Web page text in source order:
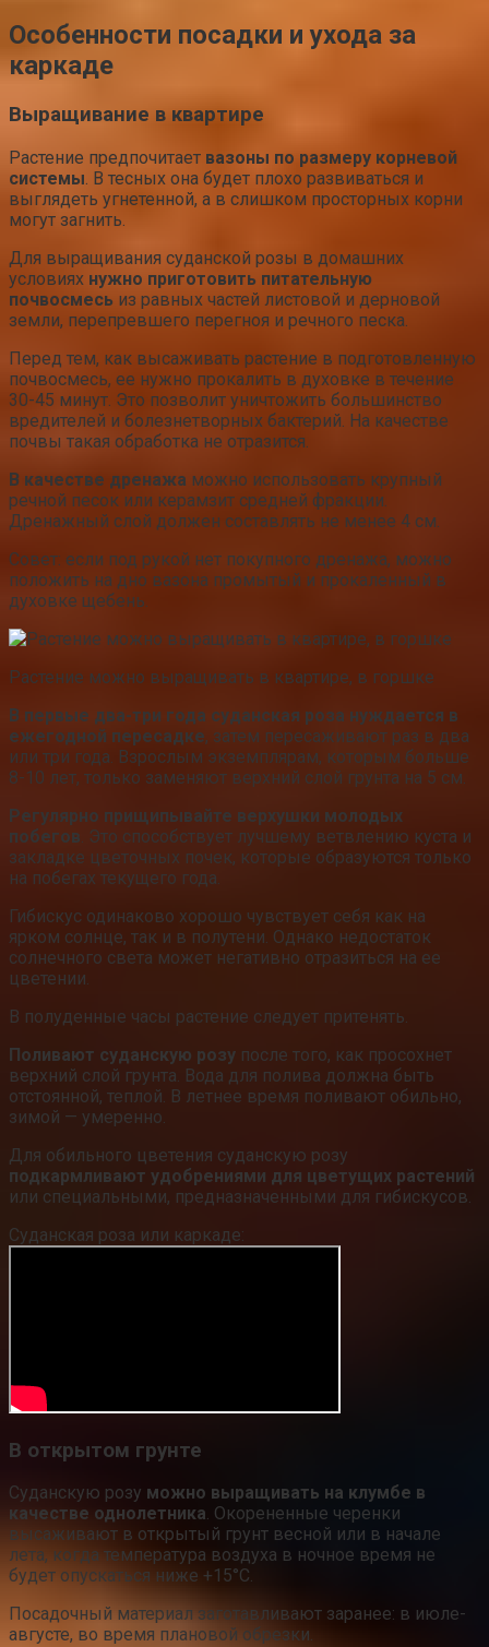
Особенности посадки и ухода за
каркаде
Выращивание в квартире
Растение предпочитает вазоны по размеру корневой
системы . В тесных она будет плохо развиваться и
выглядеть угнетенной, а в слишком просторных корни
могут загнить.
Для выращивания суданской розы в домашних
условиях нужно приготовить питательную
почвосмесь из равных частей листовой и дерновой
земли, перепревшего перегноя и речного песка.
Перед тем, как высаживать растение в подготовленную
почвосмесь, ее нужно прокалить в духовке в течение
30-45 минут. Это позволит уничтожить большинство
вредителей и болезнетворных бактерий. На качестве
почвы такая обработка не отразится.
В качестве дренажа можно использовать крупный
речной песок или керамзит средней фракции.
Дренажный слой должен составлять не менее 4 см.
Совет: если под рукой нет покупного дренажа, можно
положить на дно вазона промытый и прокаленный в
духовке щебень.
Растение можно выращивать в квартире, в горшке
В первые два-три года суданская роза нуждается в
ежегодной пересадке, затем пересаживают раз в два
или три года. Взрослым экземплярам, которым больше
8-10 лет, только заменяют верхний слой грунта на 5 см.
Регулярно прищипывайте верхушки молодых
побегов . Это способствует лучшему ветвлению куста и
закладке цветочных почек, которые образуются только
на побегах текущего года.
Гибискус одинаково хорошо чувствует себя как на
ярком солнце, так и в полутени. Однако недостаток
солнечного света может негативно отразиться на ее
цветении.
В полуденные часы растение следует притенять.
Поливают суданскую розу после того, как просохнет
верхний слой грунта. Вода для полива должна быть
отстоянной, теплой. В летнее время поливают обильно,
зимой — умеренно.
Для обильного цветения суданскую розу
подкармливают удобрениями для цветущих растений
или специальными, предназначенными для гибискусов.
Суданская роза или каркаде:
В открытом грунте
Суданскую розу можно выращивать на клумбе в
качестве однолетника. Окорененные черенки
высаживают в открытый грунт весной или в начале
лета, когда температура воздуха в ночное время не
будет опускаться ниже +15°C.
Посадочный материал заготавливают заранее: в июле-
августе, во время плановой обрезки.